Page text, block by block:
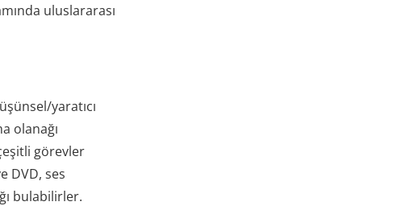
uluslararası
yaratıcı
olanağı
görevler
DVD, ses
bulabilirler.